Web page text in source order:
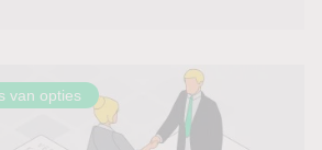
van opties